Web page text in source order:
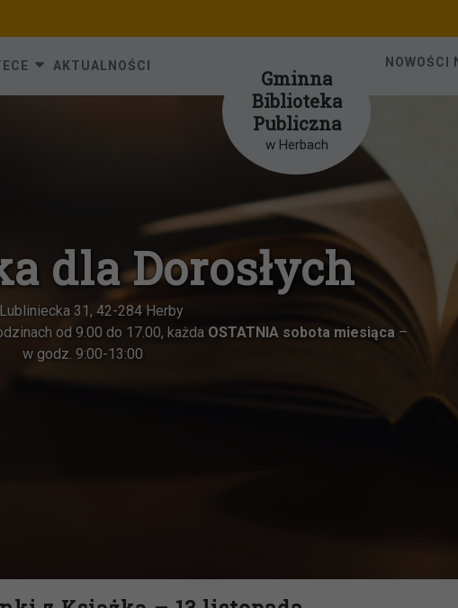
AKTUALNOŚCI
Gminna
Biblioteka
Publiczna
w Herbach
NOWOŚCI
Oddział
Czynna od